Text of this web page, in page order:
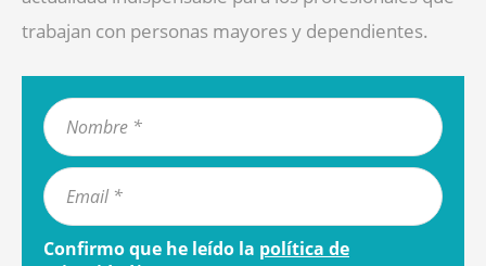
trabajan con personas mayores y dependientes.
Confirmo que he leído la política de